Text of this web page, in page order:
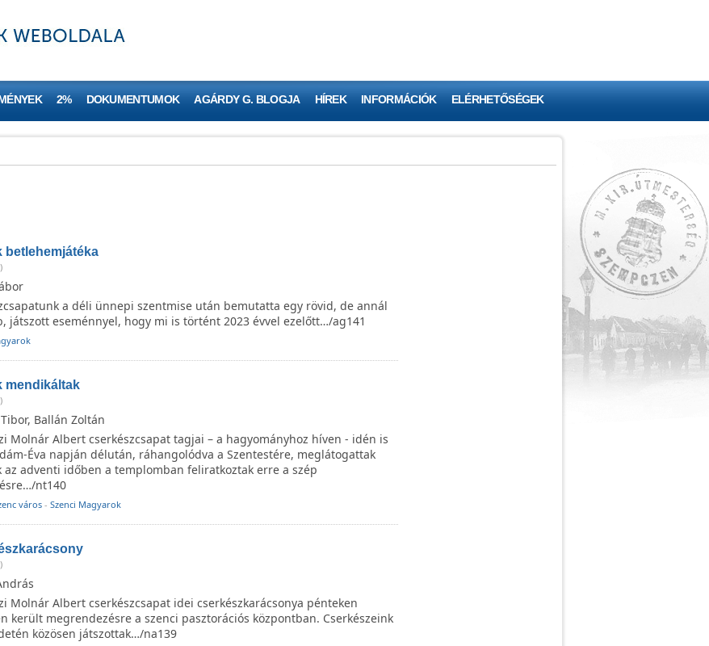
2% DOKUMENTUMOK AGÁRDY G. BLOGJA HÍREK INFORMÁCIÓK ELÉRHETŐSÉGEK
betlehemjátéka
a déli ünnepi szentmise után bemutatta egy rövid, de annál
játszott eseménnyel, hogy mi is történt 2023 évvel ezelőtt…/ag141
mendikáltak
Ballán Zoltán
Molnár Albert cserkészcsapat tagjai – a hagyományhoz híven - idén is
Éva napján délután, ráhangolódva a Szentestére, meglátogattak
az adventi időben a templomban feliratkoztak erre a szép
nt140
város- Szenci Magyarok
Molnár Albert cserkészcsapat idei cserkészkarácsonya pénteken
került megrendezésre a szenci pasztorációs központban. Cserkészeink
közösen játszottak…/na139